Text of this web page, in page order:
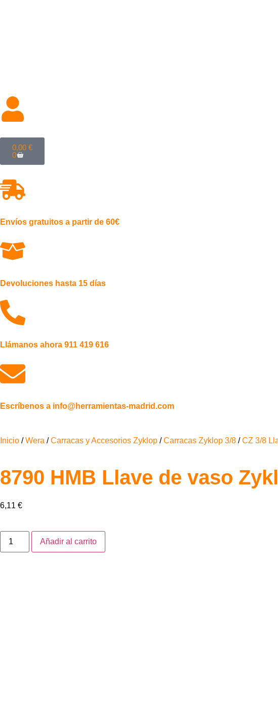
0,00 €
0
Envíos gratuitos a partir de 60€
Devoluciones hasta 15 días
Llámanos ahora 911 419 616
Escríbenos a info@herramientas-madrid.com
Inicio /Wera /Carracas y Accesorios Zyklop /Carracas Zyklop 3/8 /CZ 3/8
8790 HMB Llave de vaso
6,11 €
Añadir al carrito